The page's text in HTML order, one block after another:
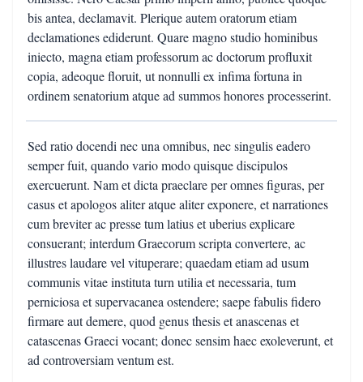
bis antea, declamavit. Plerique autem oratorum etiam
declamationes ediderunt. Quare magno studio hominibus
iniecto, magna etiam professorum ac doctorum profluxit
copia, adeoque floruit, ut nonnulli ex infima fortuna in
ordinem senatorium atque ad summos honores processerint.
Sed ratio docendi nec una omnibus, nec singulis eadero
semper fuit, quando vario modo quisque discipulos
exercuerunt. Nam et dicta praeclare per omnes figuras, per
casus et apologos aliter atque aliter exponere, et narrationes
cum breviter ac presse tum latius et uberius explicare
consuerant; interdum Graecorum scripta convertere, ac
illustres laudare vel vituperare; quaedam etiam ad usum
communis vitae instituta turn utilia et necessaria, tum
perniciosa et supervacanea ostendere; saepe fabulis fidero
firmare aut demere, quod genus thesis et anascenas et
catascenas Graeci vocant; donec sensim haec exoleverunt, et
ad controversiam ventum est.